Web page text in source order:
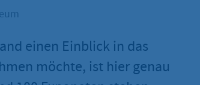
einen Einblick in das
möchte, ist hier genau